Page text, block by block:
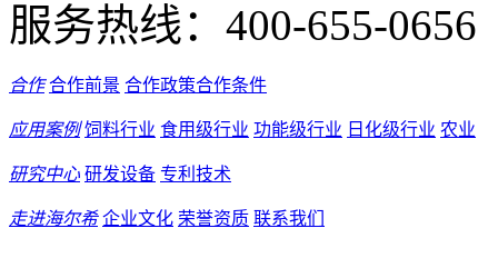
服务热线： 400-655-0656
合作 合作前景 合作政策合作条件
应用案例 饲料行业 食用级行业 功能级行业 日化级行业 农业
研究中心 研发设备 专利技术
走进海尔希 企业文化 荣誉资质 联系我们